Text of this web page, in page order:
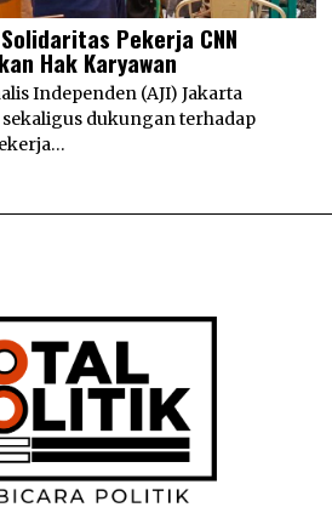
Pekerja CNN
Hak Karyawan
Independen (AJI) Jakarta
dukungan terhadap